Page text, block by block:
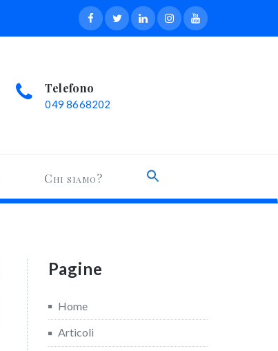
Telefono
049 8668202
Chi siamo?
Pagine
Home
Articoli